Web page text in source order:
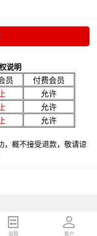
说明
员
付费会员
允许
允许
允许
，概不接受退款，敬请谅
出租 账户